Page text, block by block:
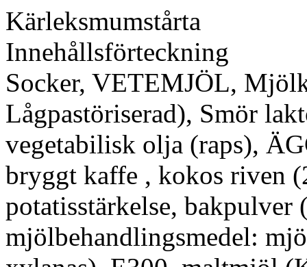
Kärleksmumstårta
Innehållsförteckning
Socker, VETEMJÖL,
Lågpastöriserad), Smör
vegetabilisk olja (raps),
bryggt kaffe , kokos riven
potatisstärkelse, bakpulver
mjölbehandlingsmedel: